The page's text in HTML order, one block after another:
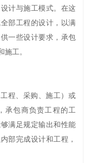
计与施工模式。在这
部工程的设计，以满
一些设计要求，承包
工。
程、采购、施工）或
承包商负责工程的工
满足规定输出和性能
部完成设计和工程，